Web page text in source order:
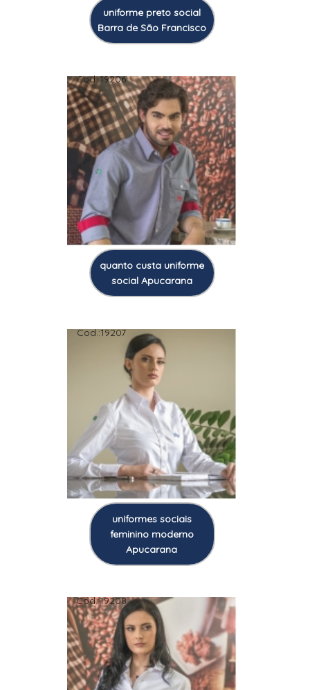
uniforme preto social
Barra de São Francisco
Cod.:19206
quanto custa uniforme
social Apucarana
Cod.:19207
uniformes sociais
feminino moderno
Apucarana
Cod.:19208